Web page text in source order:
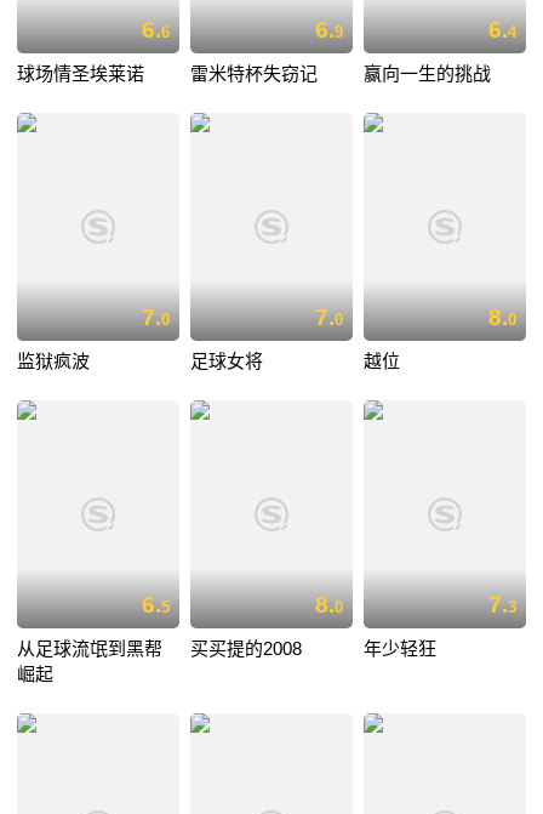
6.6
球场情圣埃莱诺
6.9
雷米特杯失窃记
6.4
赢向一生的挑战
7.0
监狱疯波
7.0
足球女将
8.0
越位
6.5
从足球流氓到黑帮
崛起
8.0
买买提的2008
7.3
年少轻狂